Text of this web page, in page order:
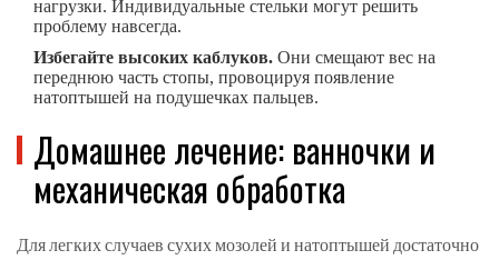
нагрузки. Индивидуальные стельки могут решить
проблему навсегда.
Избегайте высоких каблуков. Они смещают вес на
переднюю часть стопы, провоцируя появление
натоптышей на подушечках пальцев.
Домашнее лечение: ванночки и
механическая обработка
Для легких случаев сухих мозолей и натоптышей достаточно